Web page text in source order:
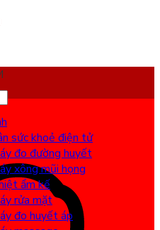
sức khoẻ điện tử
đo đường huyết
xông mũi họng
ẩm kế
rửa mặt
đo huyết áp